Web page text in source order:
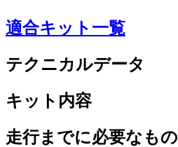
適合キット一覧
テクニカルデータ
キット内容
走行までに必要なもの